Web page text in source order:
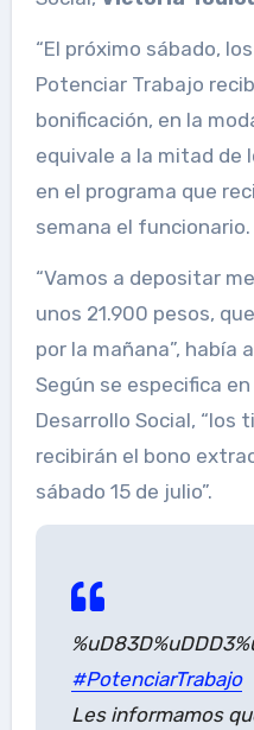
“El próximo sábado,
Potenciar Trabajo
bonificación, en la
equivale a la mitad de
en el programa que
semana el funcionario.
“Vamos a depositar
unos 21.900 pesos,
por la mañana”, había
Según se especifica
Desarrollo Social, “los
recibirán el bono
sábado 15 de julio”.
#PotenciarTrabajo
Les informamos